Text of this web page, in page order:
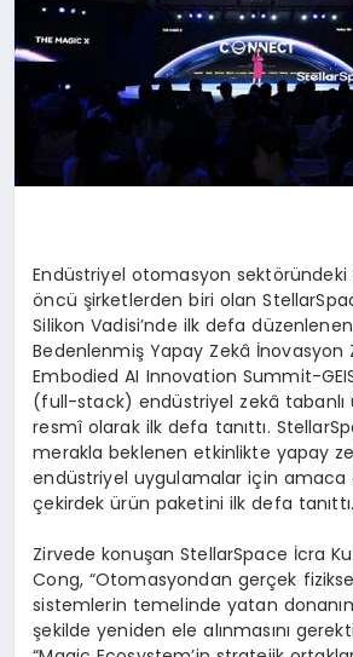
Endüstriyel otomasyon
öncü şirketlerden biri olan
Silikon Vadisi’nde ilk defa
Bedenlenmiş Yapay Zekâ İnovasyon
Embodied AI Innovation Summit-
(full-stack) endüstriyel zekâ tabanlı
resmî olarak ilk defa tanıttı.
merakla beklenen etkinlikte yapay
endüstriyel uygulamalar için amaca
çekirdek ürün paketini ilk defa tanıttı.
Zirvede konuşan StellarSpace İcra
Cong, “Otomasyondan gerçek
sistemlerin temelinde yatan
şekilde yeniden ele alınmasını